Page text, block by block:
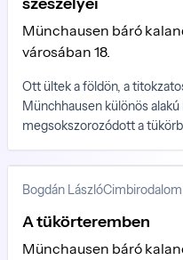
szeszélyei
Münchausen báró
városában 18.
Ott ültek a földön, a
Münchhausen különös
megsokszorozódott a
volt ősz szakálla tovább
ezúttal sem engedi szóhoz
Bogdán LászlóCimbirodalom
A tükörteremben
Münchausen báró